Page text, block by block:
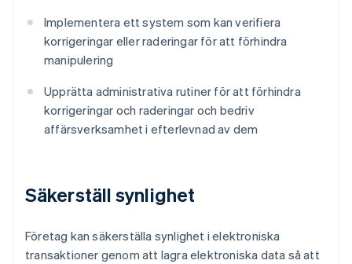
Implementera ett system som kan verifiera
korrigeringar eller raderingar för att förhindra
manipulering
Upprätta administrativa rutiner för att förhindra
korrigeringar och raderingar och bedriv
affärsverksamhet i efterlevnad av dem
Säkerställ synlighet
Företag kan säkerställa synlighet i elektroniska
transaktioner genom att lagra elektroniska data så att